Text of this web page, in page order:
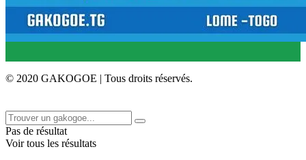
© 2020 GAKOGOE | Tous droits réservés.
Pas de résultat
Voir tous les résultats